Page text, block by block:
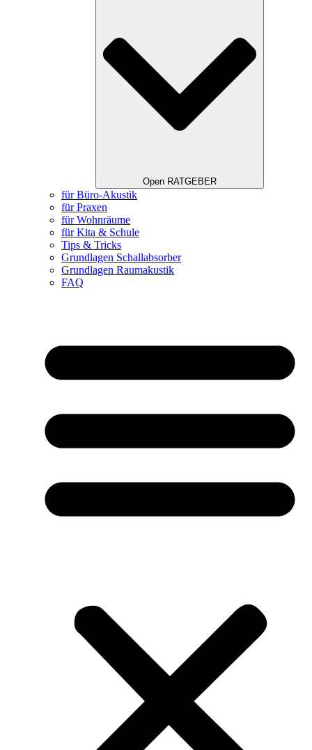
Open RATGEBER
für Büro-Akustik
für Praxen
für Wohnräume
für Kita & Schule
Tips & Tricks
Grundlagen Schallabsorber
Grundlagen Raumakustik
FAQ